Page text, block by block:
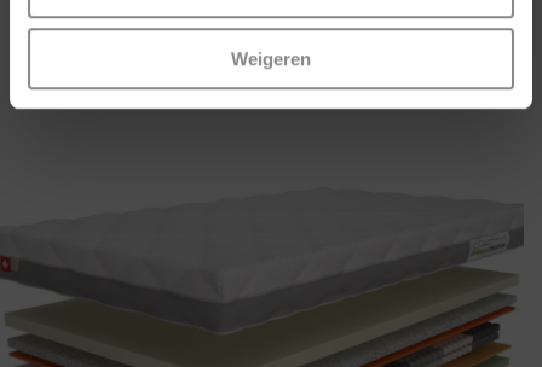
Weigeren
€0,00